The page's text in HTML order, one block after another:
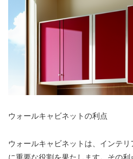
ウォールキャビネットの利点
ウォールキャビネットは、インテ
に重要な役割を果たします。その